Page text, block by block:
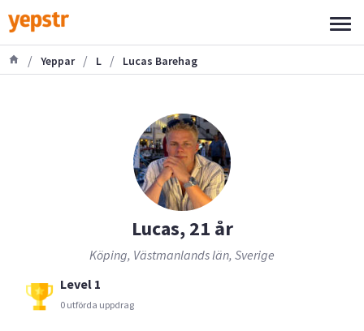
/ Yeppar / L / Lucas Barehag
Lucas, 21 år
Köping, Västmanlands län, Sverige
Level 1
0 utförda uppdrag